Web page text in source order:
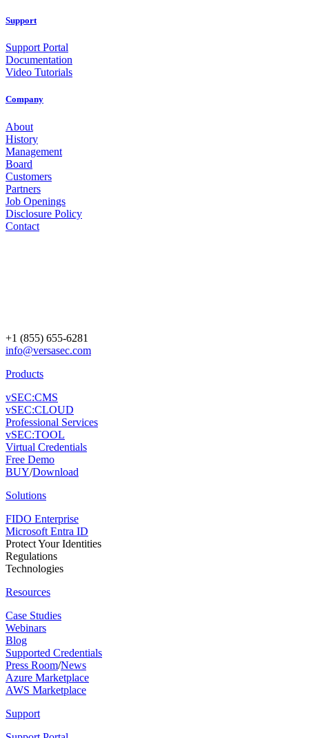
Support
Support Portal
Documentation
Video Tutorials
Company
About
History
Management
Board
Customers
Partners
Job Openings
Disclosure Policy
Contact
+1 (855) 655-6281
info@versasec.com
Products
vSEC:CMS
vSEC:CLOUD
Professional Services
vSEC:TOOL
Virtual Credentials
Free Demo
BUY/Download
Solutions
FIDO Enterprise
Microsoft Entra ID
Protect Your Identities
Regulations
Technologies
Resources
Case Studies
Webinars
Blog
Supported Credentials
Press Room/News
Azure Marketplace
AWS Marketplace
Support